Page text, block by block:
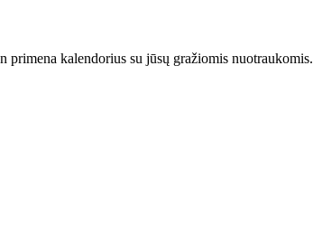
primena kalendorius su jūsų gražiomis nuotraukomis.